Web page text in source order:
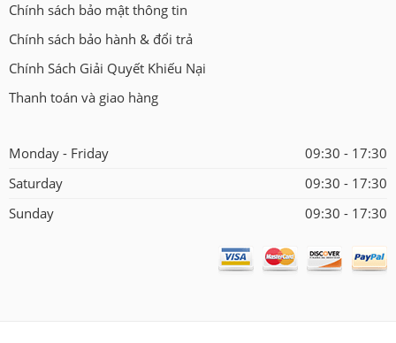
Chính sách bảo mật thông tin
Chính sách bảo hành & đổi trả
Chính Sách Giải Quyết Khiếu Nại
Thanh toán và giao hàng
Monday - Friday
09:30 - 17:30
Saturday
09:30 - 17:30
Sunday
09:30 - 17:30